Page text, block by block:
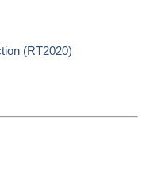
(RT2020)